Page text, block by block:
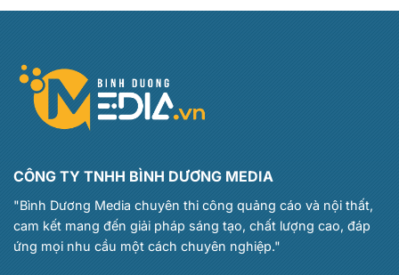
CÔNG TY TNHH BÌNH DƯƠNG MEDIA
"Bình Dương Media chuyên thi công quảng cáo và nội thất,
cam kết mang đến giải pháp sáng tạo, chất lượng cao, đáp
ứng mọi nhu cầu một cách chuyên nghiệp."